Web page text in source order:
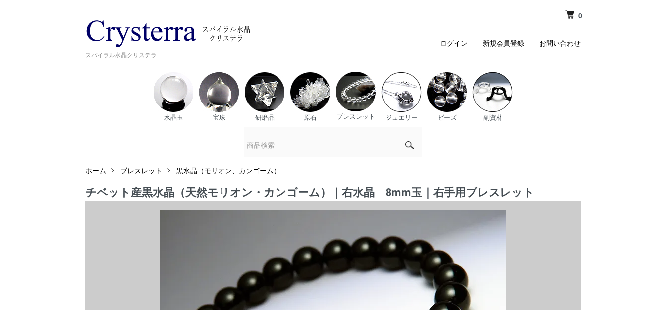
スパイラル水晶クリステラ
0
ログイン 新規会員登録 お問い合わせ
水晶玉 宝珠 研磨品 原石 ブレスレット ジュエリー ビーズ 副資材
ホーム ブレスレット 黒水晶（モリオン、カンゴーム）
チベット産黒水晶（天然モリオン・カンゴーム）｜右水晶 8mm玉｜右手用ブレスレット